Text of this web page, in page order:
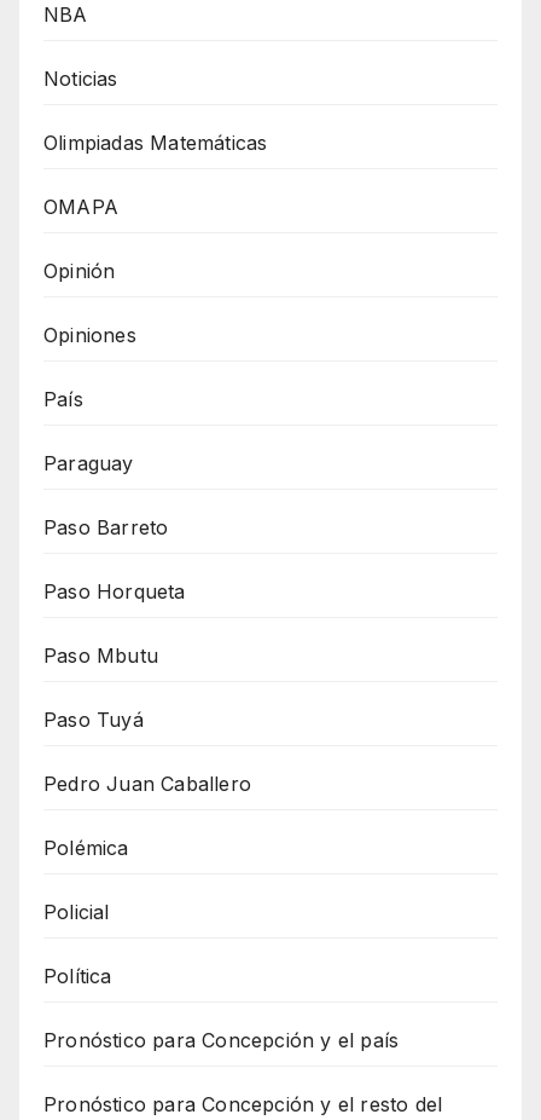
NBA
Noticias
Olimpiadas Matemáticas
OMAPA
Opinión
Opiniones
País
Paraguay
Paso Barreto
Paso Horqueta
Paso Mbutu
Paso Tuyá
Pedro Juan Caballero
Polémica
Policial
Política
Pronóstico para Concepción y el país
Pronóstico para Concepción y el resto del